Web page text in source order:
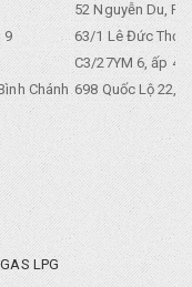
52 Nguyễn Du,
9
63/1 Lê Đức Thọ,
C3/27YM 6, ấp 4,
Chánh 698 Quốc Lộ 22,
LPG